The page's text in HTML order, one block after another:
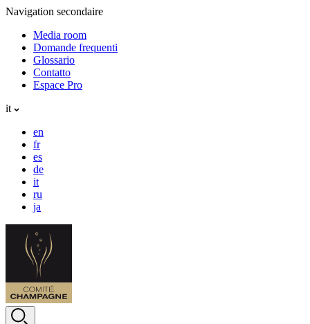
Navigation secondaire
Media room
Domande frequenti
Glossario
Contatto
Espace Pro
it
en
fr
es
de
it
ru
ja